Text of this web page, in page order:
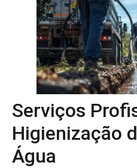
Serviços
Higienização
Água